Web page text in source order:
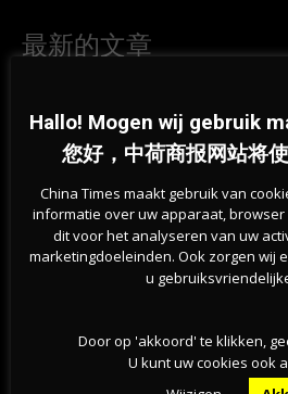
最新的文章
“一条永远不该被跨越的红线”——荷兰足
抵制FIFA赛事
06-08-2026
叙利亚难民减半、劳工移民减少，荷兰
至2020年以来最低
06-08-2026
Hallo! Mogen wij gebruik
您好，中荷商报网站将
China Times maakt gebruik van
informatie over uw apparaat, browser
dit voor het analyseren van uw
marketingdoeleinden. Ook zorgen wij
u
Door op 'akkoord' te klikken,
U kunt uw cookies ook